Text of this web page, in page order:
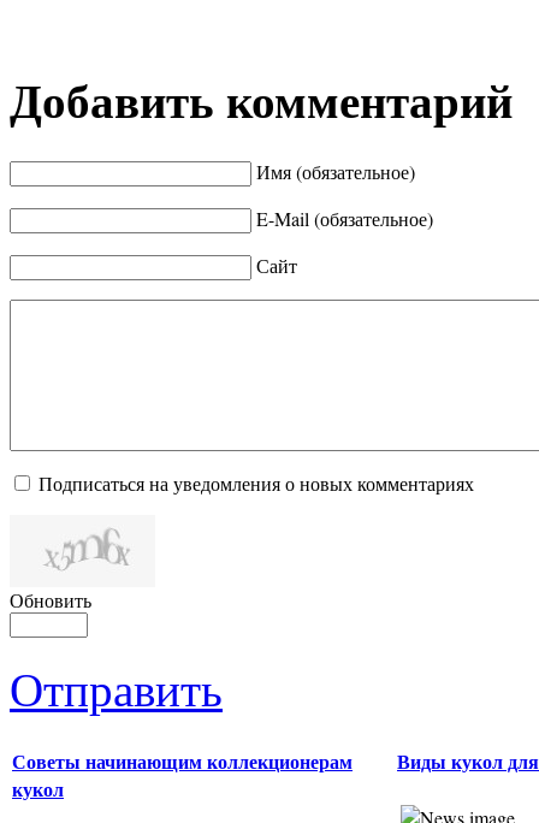
Добавить комментарий
Имя (обязательное)
E-Mail (обязательное)
Сайт
Подписаться на уведомления о новых комментариях
Обновить
Отправить
Советы начинающим коллекционерам
кукол
Виды кукол